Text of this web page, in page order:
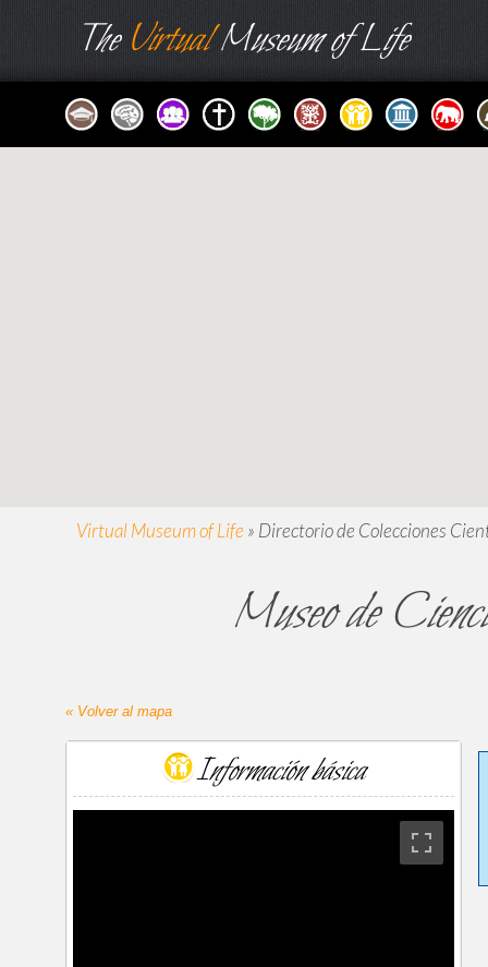
TheVirtualMuseum of Life
Virtual Museum of Life » Directorio de Colecciones
Museo de
« Volver al mapa
Información básica